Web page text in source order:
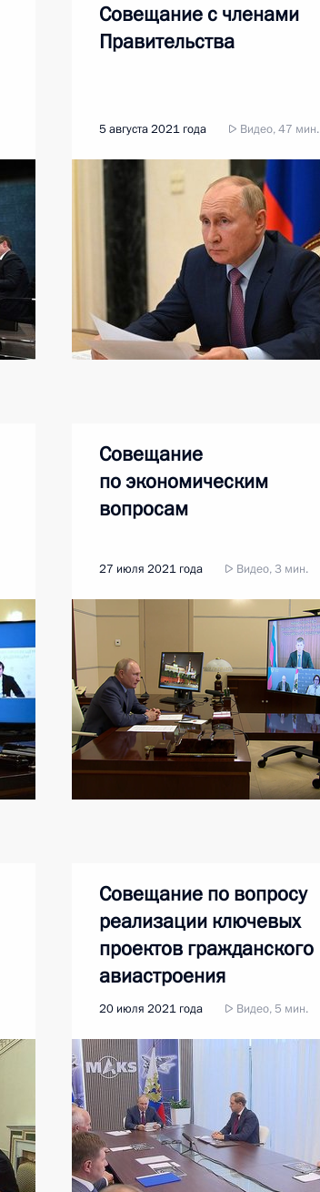
Совещание с членами
Правительства
5 августа 2021 года Видео, 47 мин.
Совещание
по экономическим
вопросам
27 июля 2021 года Видео, 3 мин.
Совещание по вопросу
реализации ключевых
проектов гражданского
авиастроения
20 июля 2021 года Видео, 5 мин.